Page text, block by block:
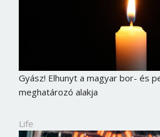
Gyász! Elhunyt a magyar bor- és
meghatározó alakja
Life